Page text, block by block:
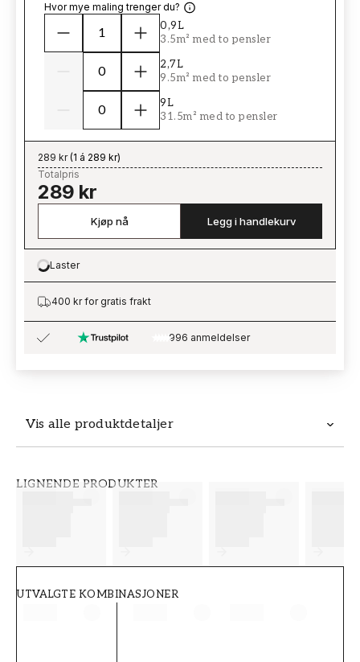
Vis alle produktdetaljer
LIGNENDE PRODUKTER
UTVALGTE KOMBINASJONER
Hvor mye maling trenger du?
0,9L
3.5m² med to pensler
2,7L
9.5m² med to pensler
9L
31.5m² med to pensler
289 kr(1 á 289 kr)
Totalpris
289 kr
Kjøp nå Legg i handlekurv
Loading…
Laster
400 kr for gratis frakt
996 anmeldelser